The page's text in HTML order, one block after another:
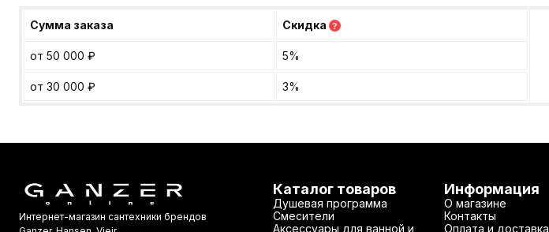
Сумма заказа Скидка ?
от 50 000 ₽ 5%
от 30 000 ₽ 3%
Интернет-магазин сантехники брендов
Каталог товаров
Душевая программа
Смесители
Аксессуары для ванной и
Информация
О магазине
Контакты
Оплата и доставка